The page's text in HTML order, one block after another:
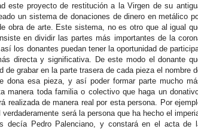
este proyecto de restitución a la Virgen de su
un sistema de donaciones de dinero en metálico
obra de arte. Este sistema, no es otro que al igual
en dividir las partes más importantes de la
los donantes puedan tener la oportunidad de
directa y significativa. De este modo el donante
de grabar en la parte trasera de cada pieza el nombre
dona esa pieza, y así poder formar parte mucho
manera toda familia o colectivo que haga un
realizada de manera real por esta persona. Por
será la persona que ha hecho el
decía Pedro Palenciano, y constará en el acta de